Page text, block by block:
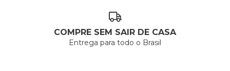
COMPRE SEM SAIR DE CASA
Entrega para todo o Brasil